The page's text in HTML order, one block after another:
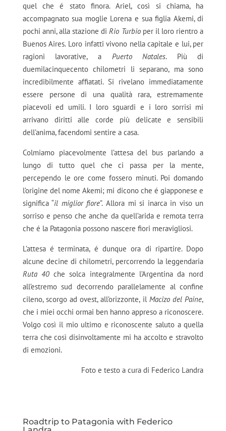
quel che é stato finora. Ariel, così si chiama, ha
accompagnato sua moglie Lorena e sua figlia Akemi, di
pochi anni, alla stazione di Rio Turbio per il loro rientro a
Buenos Aires. Loro infatti vivono nella capitale e lui, per
ragioni lavorative, a Puerto Natales. Più di
duemilacinquecento chilometri li separano, ma sono
incredibilmente affiatati. Si rivelano immediatamente
essere persone di una qualità rara, estremamente
piacevoli ed umili. I loro sguardi e i loro sorrisi mi
arrivano diritti alle corde più delicate e sensibili
dell’anima, facendomi sentire a casa.
Colmiamo piacevolmente l’attesa del bus parlando a
lungo di tutto quel che ci passa per la mente,
percependo le ore come fossero minuti. Poi domando
l’origine del nome Akemi; mi dicono che é giapponese e
significa “il miglior fiore”. Allora mi si inarca in viso un
sorriso e penso che anche da quell’arida e remota terra
che é la Patagonia possono nascere fiori meravigliosi.
L’attesa é terminata, é dunque ora di ripartire. Dopo
alcune decine di chilometri, percorrendo la leggendaria
Ruta 40che solca integralmente l’Argentina da nord
all’estremo sud decorrendo parallelamente al confine
cileno, scorgo ad ovest, all’orizzonte, il Macizo del Paine,
che i miei occhi ormai ben hanno appreso a riconoscere.
Volgo così il mio ultimo e riconoscente saluto a quella
terra che così disinvoltamente mi ha accolto e stravolto
di emozioni.
Foto e testo a cura di Federico Landra
Roadtrip to Patagonia with Federico